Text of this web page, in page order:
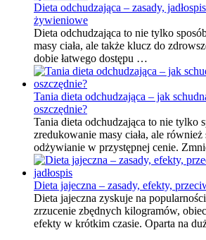
Dieta odchudzająca – zasady,
żywieniowe
Dieta odchudzająca to nie tylko
masy ciała, ale także klucz do
dobie łatwego dostępu …
Tania dieta odchudzająca – jak
oszczędnie?
Tania dieta odchudzająca to nie tylko
zredukowanie masy ciała, ale również
odżywianie w przystępnej cenie.
Dieta jajeczna – zasady, efekty,
Dieta jajeczna zyskuje na
zrzucenie zbędnych kilogramów,
efekty w krótkim czasie. Oparta na